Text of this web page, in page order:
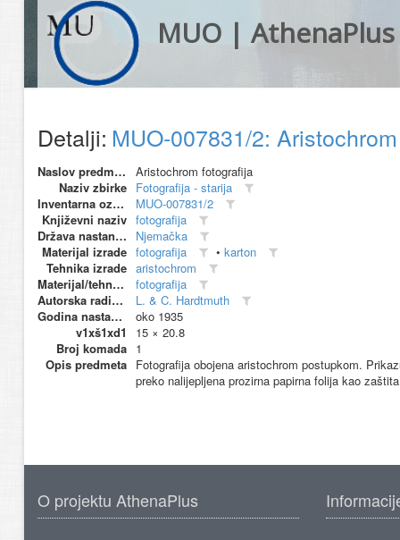
MUO | AthenaPlus
Detalji: MUO-007831/2:
Naslov predmeta
Aristochrom fotografija
Naziv zbirke Fotografija - starija
Inventarna oznaka
MUO-007831/2
Književni naziv fotografija
Država nastanka
Njemačka
Materijal izrade fotografija • karton
Tehnika izrade aristochrom
Materijal/tehnika
fotografija
Autorska radionica (proizvođač)
L. & C. Hardtmuth
Godina nastanka
oko 1935
v1xš1xd1
15 × 20.8
Broj komada 1
Opis predmeta Fotografija obojena aristochrom postupkom.
preko nalijepljena prozirna papirna folija kao
O projektu AthenaPlus